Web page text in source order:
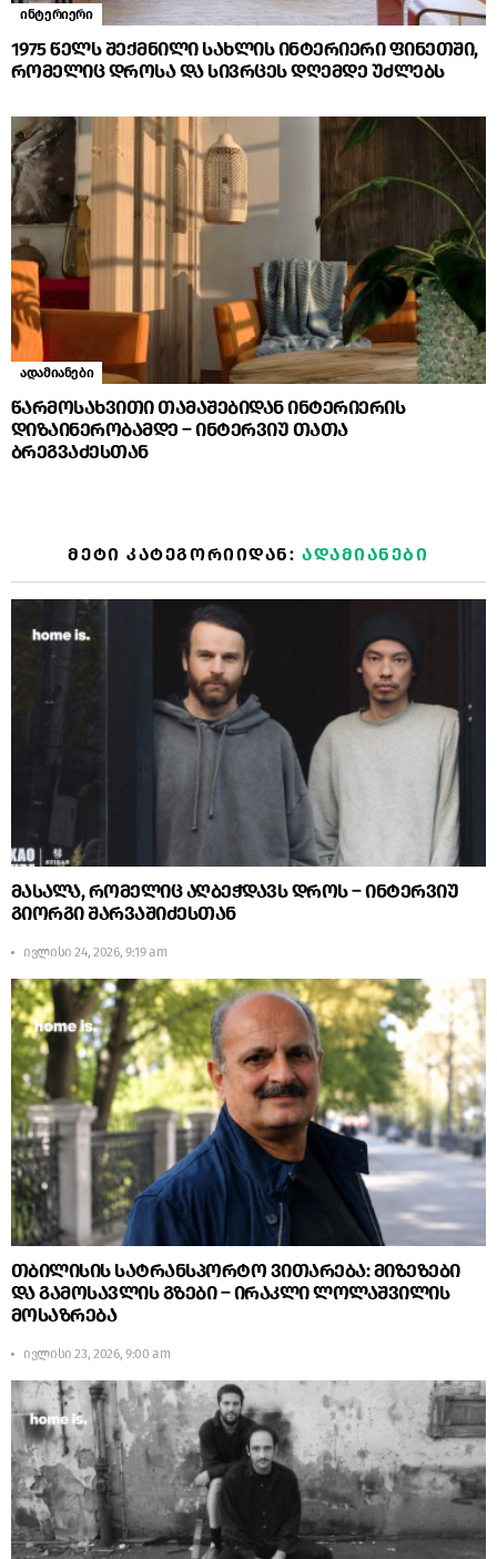
ინტერიერი
1975 წელს შექმნილი სახლის ინტერიერი ფინეთში,
რომელიც დროსა და სივრცეს დღემდე უძლებს
ადამიანები
წარმოსახვითი თამაშებიდან ინტერიერის
დიზაინერობამდე – ინტერვიუ თათა
ბრეგვაძესთან
ᲛᲔᲢᲘ ᲙᲐᲢᲔᲒᲝᲠᲘᲘᲓᲐᲜ: ᲐᲓᲐᲛᲘᲐᲜᲔᲑᲘ
მასალა, რომელიც აღბეჭდავს დროს – ინტერვიუ
გიორგი შარვაშიძესთან
ივლისი 24, 2026, 9:19 am
თბილისის სატრანსპორტო ვითარება: მიზეზები
და გამოსავლის გზები – ირაკლი ლოლაშვილის
მოსაზრება
ივლისი 23, 2026, 9:00 am